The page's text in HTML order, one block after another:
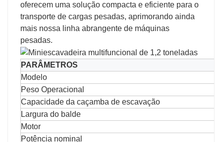
oferecem uma solução compacta e eficiente para o
transporte de cargas pesadas, aprimorando ainda
mais nossa linha abrangente de máquinas
pesadas.
PARÂMETROS
Modelo
Peso Operacional
Capacidade da caçamba de escavação
Largura do balde
Motor
Potência nominal